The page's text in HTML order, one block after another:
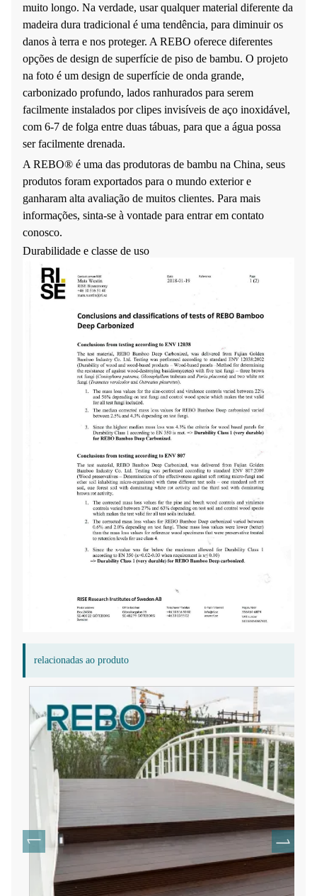
muito longo. Na verdade, usar qualquer material diferente da
madeira dura tradicional é uma tendência, para diminuir os
danos à terra e nos proteger. A REBO oferece diferentes
opções de design de superfície de piso de bambu. O projeto
na foto é um design de superfície de onda grande,
carbonizado profundo, lados ranhurados para serem
facilmente instalados por clipes invisíveis de aço inoxidável,
com 6-7 de folga entre duas tábuas, para que a água possa
ser facilmente drenada.
A REBO® é uma das produtoras de bambu na China, seus
produtos foram exportados para o mundo exterior e
ganharam alta avaliação de muitos clientes. Para mais
informações, sinta-se à vontade para entrar em contato
conosco.
Durabilidade e classe de uso
relacionadas ao produto